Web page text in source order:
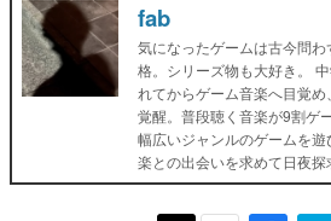
fab
気になったゲームは古今問
格。シリーズ物も大好き。
れてからゲーム音楽へ目覚
覚醒。普段聴く音楽が9割ゲ
幅広いジャンルのゲームを
楽との出会いを求めて日夜探